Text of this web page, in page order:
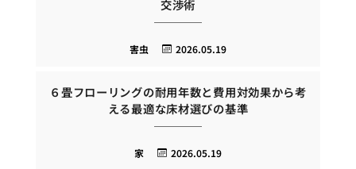
交渉術
2026.05.19
害虫
６畳フローリングの耐用年数と費用対効果から考
える最適な床材選びの基準
2026.05.19
家